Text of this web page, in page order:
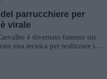
parrucchiere per
virale
è diventato famoso sui
una tecnica per realizzare i